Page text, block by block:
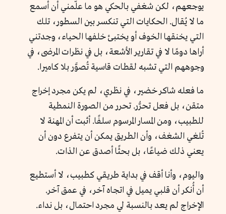
يوجعهم، لكن شغفي بالحكي هو ما علّمني أن أسمع
ما لا يُقال. الحكايات التي تنكسر بين السطور، تلك
التي يخنقها الخوف أو يختبئ خلفها الحياء، وجدتني
أراها دومًا لا في تقارير الأشعة، بل في نظرات المرضى، في
وجوههم التي تشبه لقطات قاسية تُصوَّر بلا كاميرا.
ما فعله شاكر خضير، في نظري، لم يكن مجرد إخراج
متقن، بل فعل تحرُّر. تحرر من الصورة النمطية
للطبيب، ومن المسار المرسوم سلفًا. أثبت أن المهنة لا
تُلغي الشغف، وأن الطريق يمكن أن يتفرع دون أن
يعني ذلك ضياعًا، بل بحثًا أصدق عن الذات.
واليوم، وأنا أقف في بداية طريقي كطبيب، لا أستطيع
أن أُنكر أن قلبي يميل في اتجاه آخر، في عمق آخر.
الإخراج لم يعد بالنسبة لي مجرد احتمال، بل نداء.